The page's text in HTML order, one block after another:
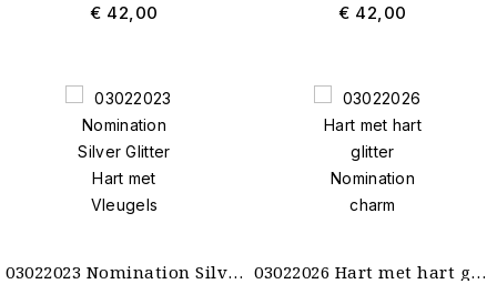
€ 42,00 € 42,00
03022023 Nomination Silver Glitter Hart met Vleugels 03022026 Hart met hart glitter Nomination charm